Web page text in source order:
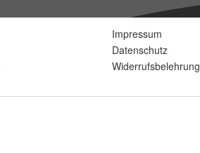
Impressum
Datenschutz
Widerrufsbelehrung